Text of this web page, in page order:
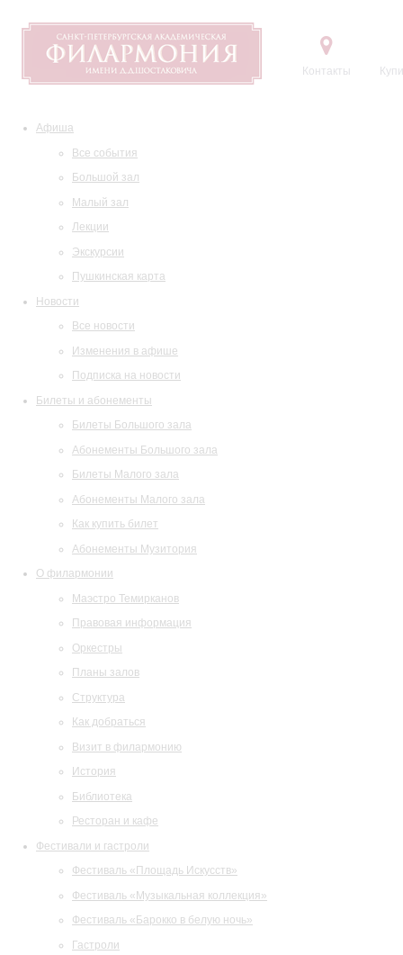
Контакты
Афиша
Все события
Большой зал
Малый зал
Лекции
Экскурсии
Пушкинская карта
Новости
Все новости
Изменения в афише
Подписка на новости
Билеты и абонементы
Билеты Большого зала
Абонементы Большого зала
Билеты Малого зала
Абонементы Малого зала
Как купить билет
Абонементы Музитория
О филармонии
Маэстро Темирканов
Правовая информация
Оркестры
Планы залов
Структура
Как добраться
Визит в филармонию
История
Библиотека
Ресторан и кафе
Фестивали и гастроли
Фестиваль «Площадь Искусств»
Фестиваль «Музыкальная коллекция»
Фестиваль «Барокко в белую ночь»
Гастроли